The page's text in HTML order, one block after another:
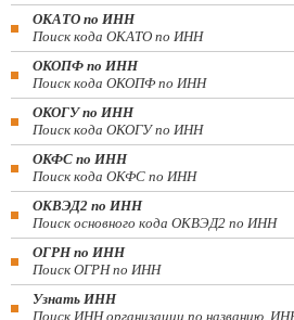
ОКАТО по ИНН
Поиск кода ОКАТО по ИНН
ОКОПФ по ИНН
Поиск кода ОКОПФ по ИНН
ОКОГУ по ИНН
Поиск кода ОКОГУ по ИНН
ОКФС по ИНН
Поиск кода ОКФС по ИНН
ОКВЭД2 по ИНН
Поиск основного кода ОКВЭД2 по ИНН
ОГРН по ИНН
Поиск ОГРН по ИНН
Узнать ИНН
Поиск ИНН организации по названию,